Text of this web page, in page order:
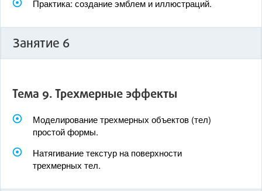
Практика: создание эмблем и иллюстраций.
Занятие 6
Тема 9. Трехмерные эффекты
Моделирование трехмерных объектов (тел)
простой формы.
Натягивание текстур на поверхности
трехмерных тел.